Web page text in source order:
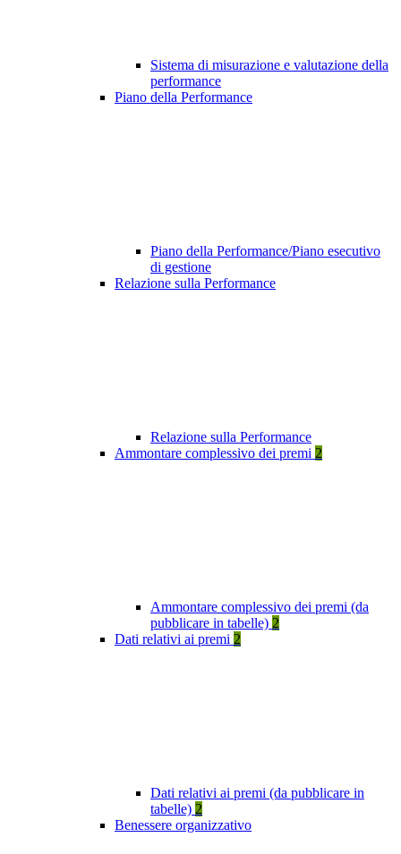
Sistema di misurazione e valutazione della
performance
Piano della Performance
Piano della Performance/Piano esecutivo
di gestione
Relazione sulla Performance
Relazione sulla Performance
Ammontare complessivo dei premi 2
Ammontare complessivo dei premi (da
pubblicare in tabelle) 2
Dati relativi ai premi 2
Dati relativi ai premi (da pubblicare in
tabelle) 2
Benessere organizzativo